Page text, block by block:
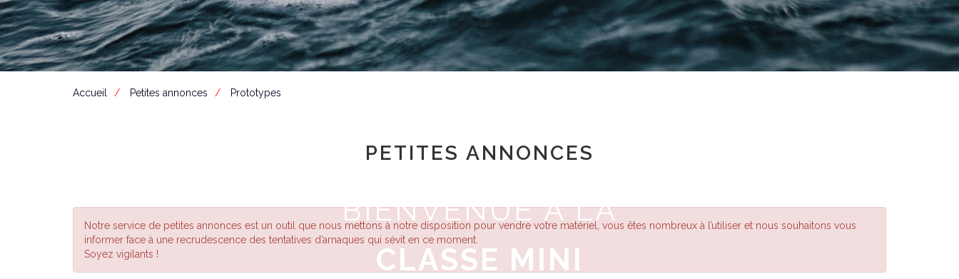
BIENVENUE À LA
CLASSE MINI
Accueil Petites annonces Prototypes
PETITES ANNONCES
Notre service de petites annonces est un outil que nous mettons à notre disposition pour vendre votre matériel, vous êtes nombreux à l’utiliser et nous souhaitons vous
informer face à une recrudescence des tentatives d’arnaques qui sévit en ce moment.
Soyez vigilants !